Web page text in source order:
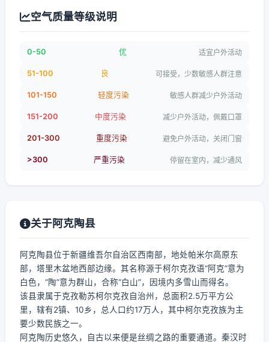
空气质量等级说明
0-50 优 适宜户外活动
51-100 良 可接受，少数敏感人群注意
101-150 轻度污染 敏感人群减少户外活动
151-200 中度污染 减少户外活动，佩戴口罩
201-300 重度污染 避免户外活动，关闭门窗
>300 严重污染 停留在室内，减少通风
关于阿克陶县
阿克陶县位于新疆维吾尔自治区西南部，地处帕米尔高原东
部，塔里木盆地西部边缘。其名称源于柯尔克孜语“阿克”意为
白色，“陶”意为群山，合称“白山”，因境内多雪山而得名。
该县隶属于克孜勒苏柯尔克孜自治州，总面积2.5万平方公
里，辖有2镇、10乡，总人口约17万人，其中柯尔克孜族为主
要少数民族之一。
阿克陶历史悠久，自古以来便是丝绸之路的重要通道。秦汉时